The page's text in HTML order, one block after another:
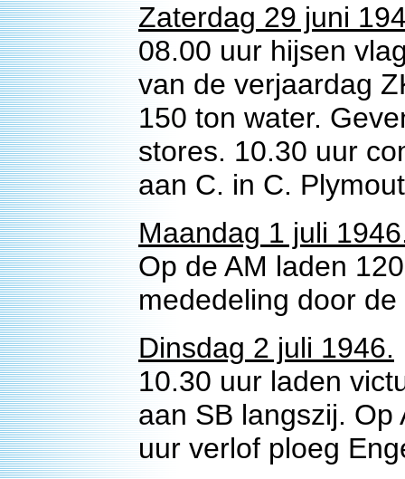
Zaterdag 29 juni
08.00 uur hijsen
van de verjaardag
150 ton water.
stores. 10.30 uur
aan C. in C.
Maandag 1 juli
Op de AM laden
mededeling door
Dinsdag 2 juli 1946.
10.30 uur laden
aan SB langszij.
uur verlof ploeg